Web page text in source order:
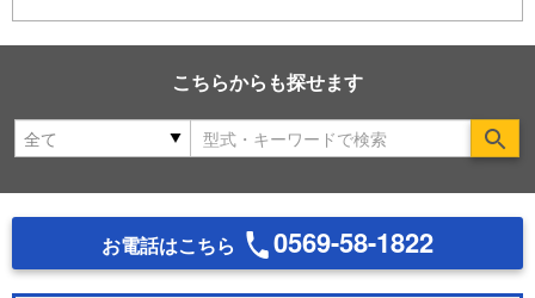
こちらからも探せます
お電話はこちら 0569-58-1822